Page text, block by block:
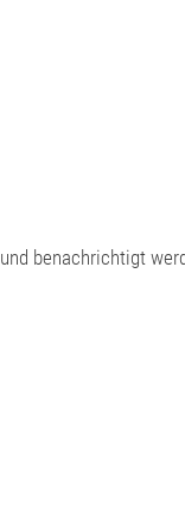
und benachrichtigt